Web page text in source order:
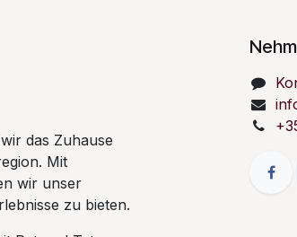
das Zuhause
Mit
wir unser
zu bieten.